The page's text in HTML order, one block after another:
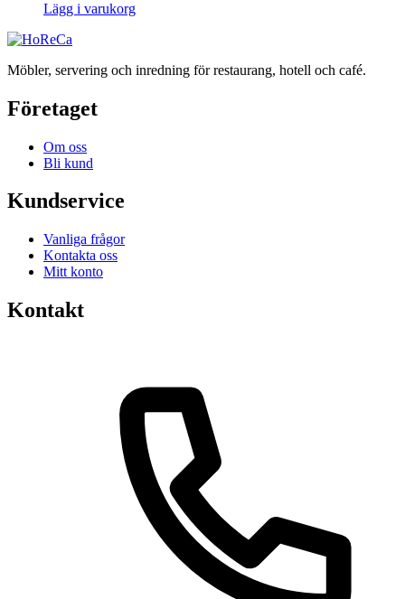
Lägg i varukorg
Möbler, servering och inredning för restaurang, hotell och café.
Företaget
Om oss
Bli kund
Kundservice
Vanliga frågor
Kontakta oss
Mitt konto
Kontakt